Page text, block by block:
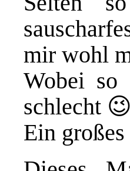
mir wohl
Wobei so
schlecht 😉
Ein